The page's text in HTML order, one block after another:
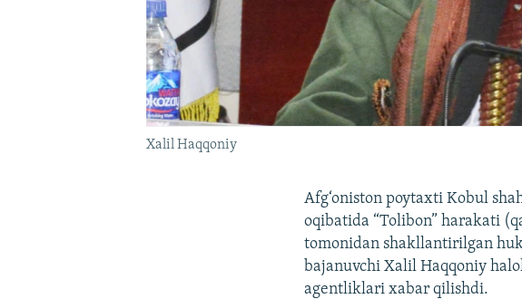
Xalil Haqqoniy
Afg‘oniston poytaxti Kobul
oqibatida “Tolibon” harakati
tomonidan shakllantirilgan
bajanuvchi Xalil Haqqoniy
agentliklari xabar qilishdi.